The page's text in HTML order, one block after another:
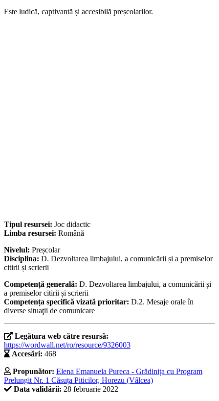
Este ludică, captivantă și accesibilă preșcolarilor.
Tipul resursei: Joc didactic
Limba resursei: Română
Nivelul: Preșcolar
Disciplina: D. Dezvoltarea limbajului, a comunicării și a premiselor
citirii și scrierii
Competență generală: D. Dezvoltarea limbajului, a comunicării și
a premiselor citirii și scrierii
Competența specifică vizată prioritar: D.2. Mesaje orale în
diverse situaţii de comunicare
Legătura web către resursă:
https://wordwall.net/ro/resource/9326003
Accesări: 468
Propunător: Elena Emanuela Pureca - Grădinița cu Program
Prelungit Nr. 1 Căsuța Piticilor, Horezu (Vâlcea)
Data validării: 28 februarie 2022